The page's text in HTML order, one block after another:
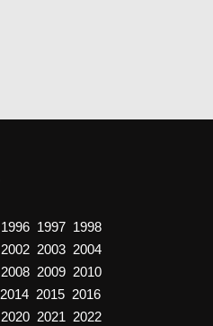
1996 1997 1998
2002 2003 2004
2008 2009 2010
2014 2015 2016
2020 2021 2022